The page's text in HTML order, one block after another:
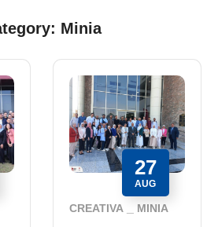
Minia
27
AUG
CREATIVA MINIA